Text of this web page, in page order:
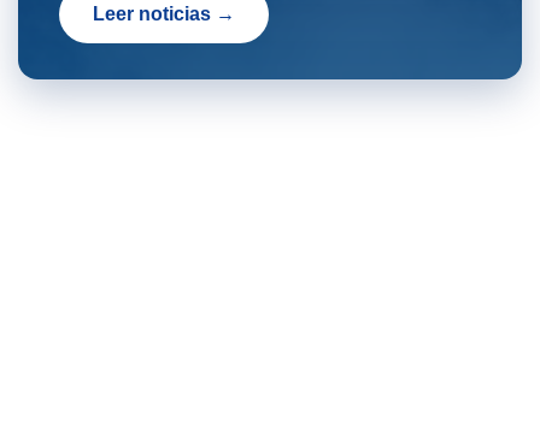
Leer noticias →